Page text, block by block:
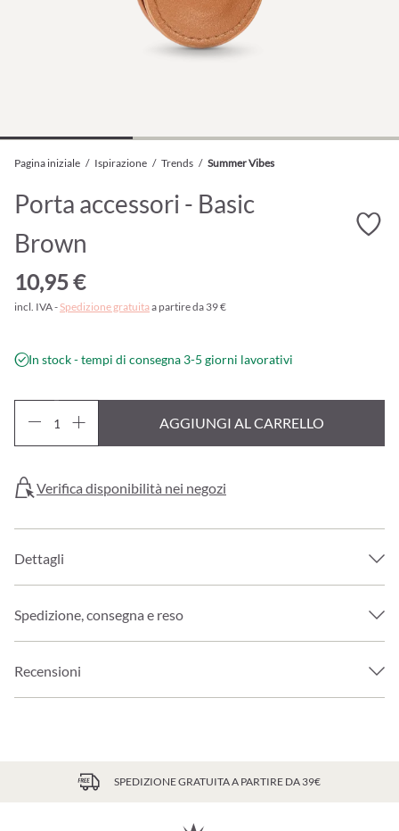
Pagina iniziale / Ispirazione / Trends / Summer Vibes
Porta accessori - Basic
Brown
10,95 €
incl. IVA - Spedizione gratuitaa partire da 39 €
In stock - tempi di consegna 3-5 giorni lavorativi
AGGIUNGI AL CARRELLO
Verifica disponibilità nei negozi
Dettagli
Spedizione, consegna e reso
Recensioni
SPEDIZIONE GRATUITA A PARTIRE DA 39€